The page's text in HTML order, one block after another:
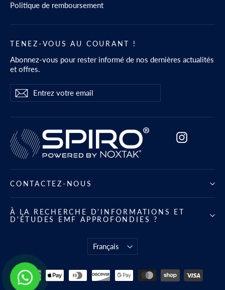
Politique de remboursement
TENEZ-VOUS AU COURANT !
Abonnez-vous pour rester informé de nos dernières actualités
et offres.
Entrez
votre
email
S'abonnerS'abonner
Instagram
CONTACTEZ-NOUS
À LA RECHERCHE D'INFORMATIONS ET
D'ÉTUDES EMF APPROFONDIES ?
Langue
Français